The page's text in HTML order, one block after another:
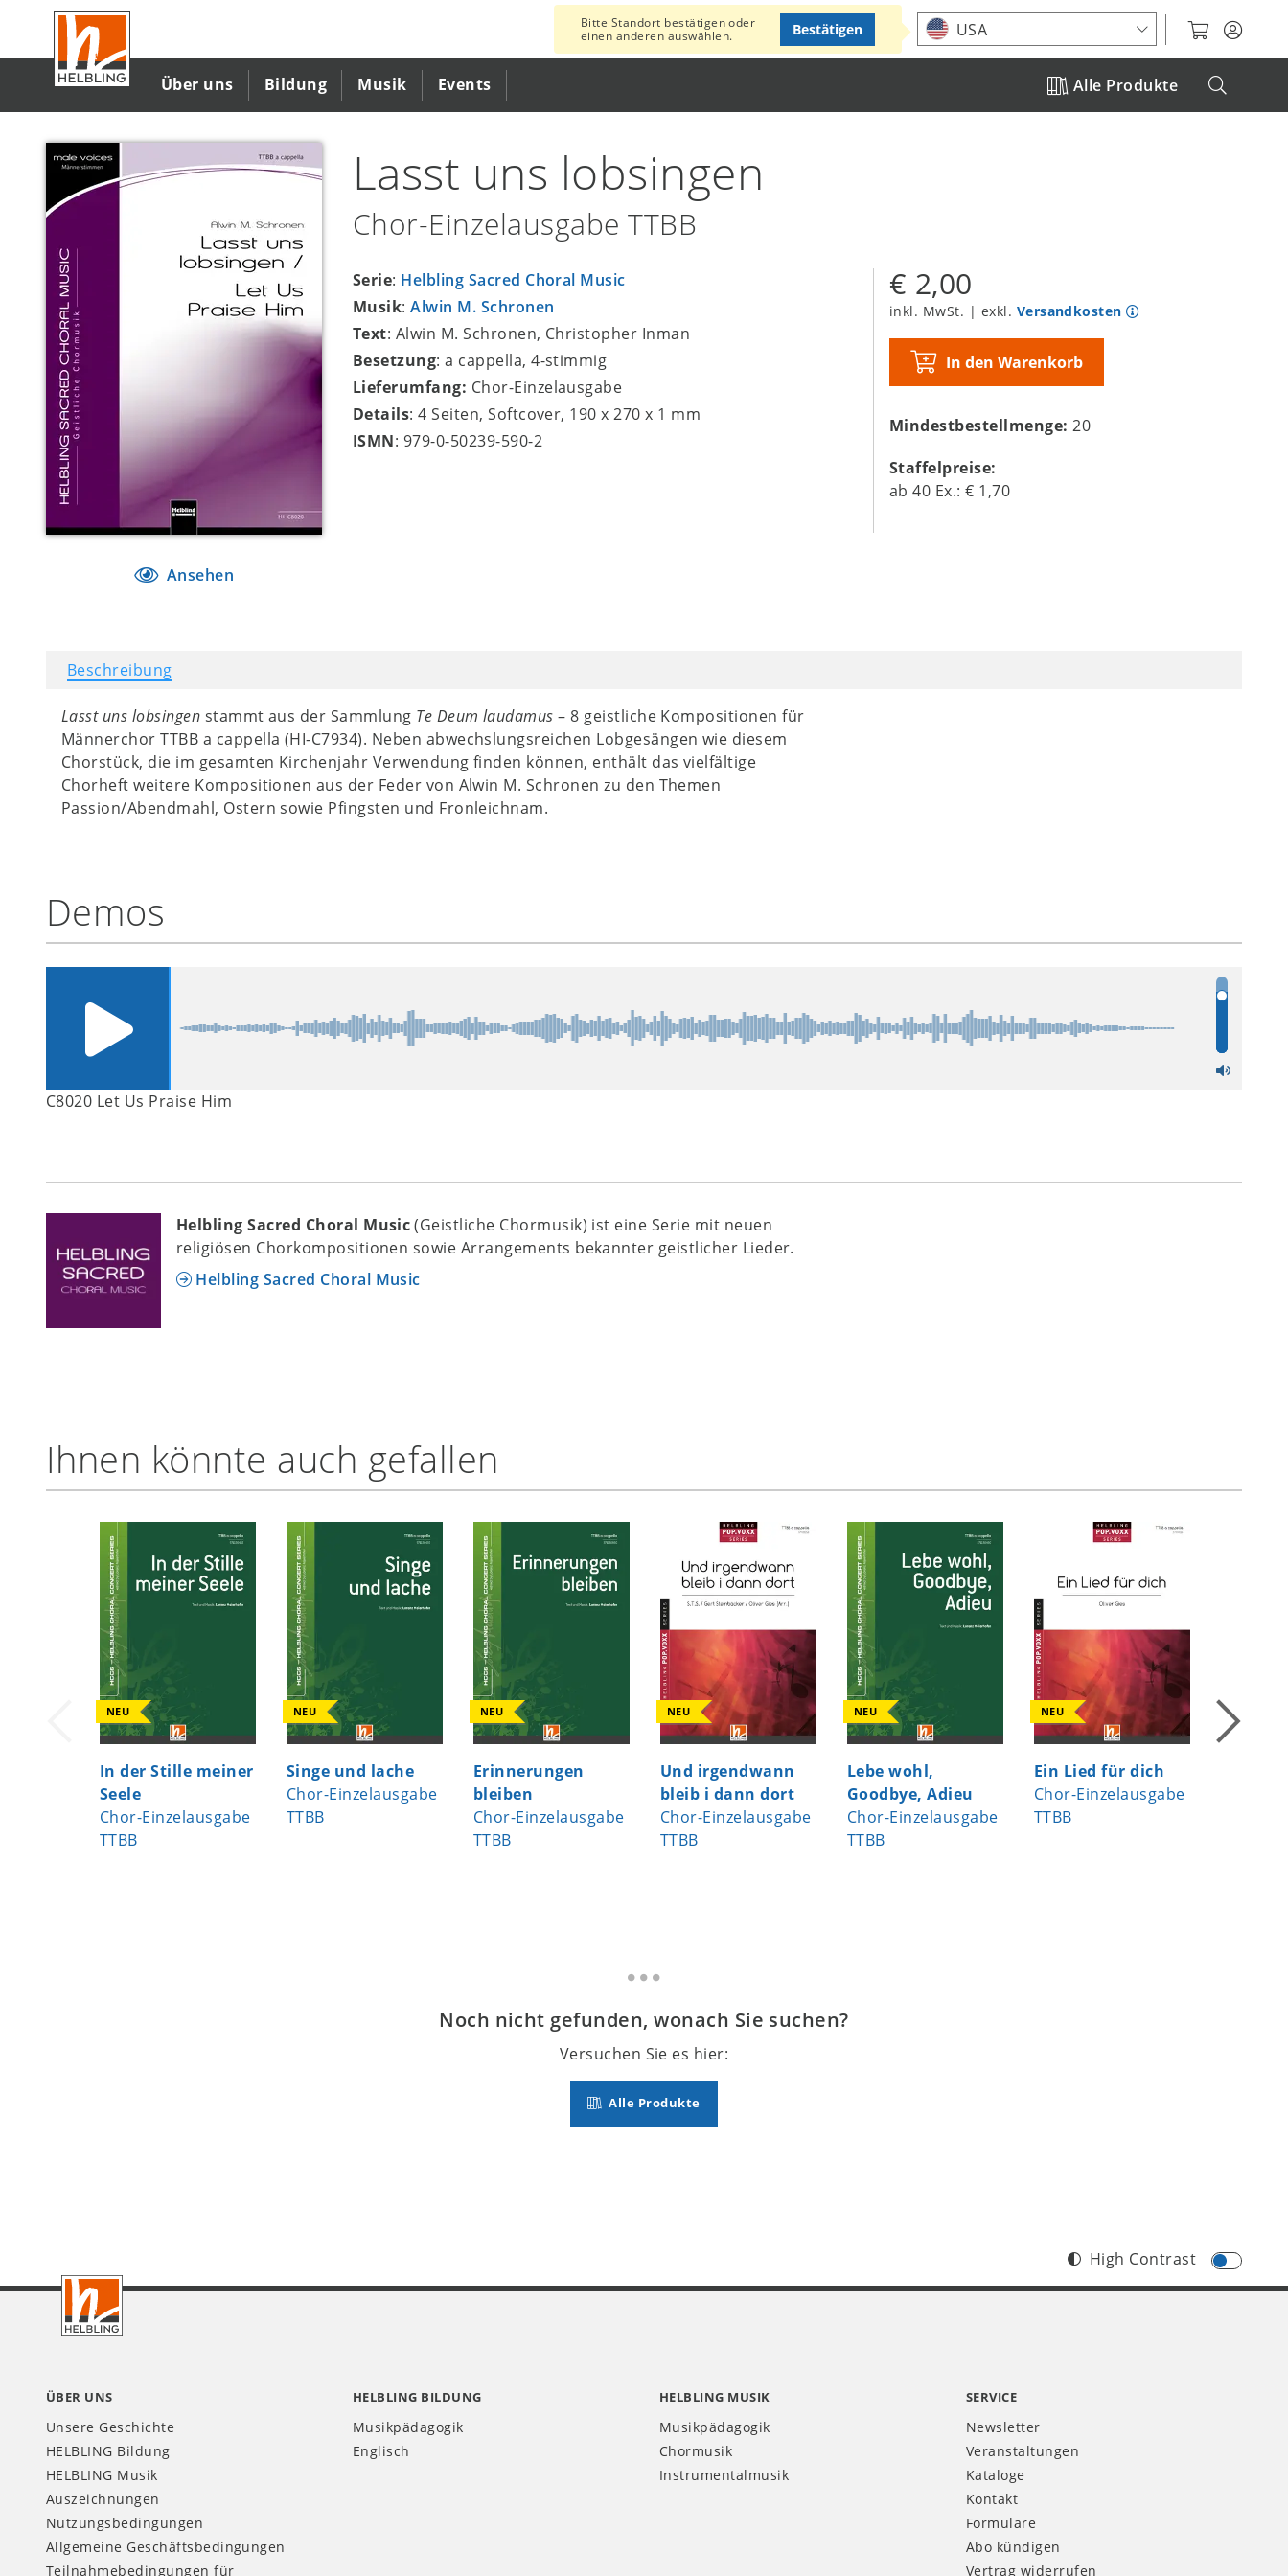
Inhalt
Standort auswählen
Über uns Bildung Musik Events Alle Produkte
Bitte Standort bestätigen oder
einen anderen auswählen.
USA
Bestätigen
Ansehen
Lasst uns lobsingen
Chor-Einzelausgabe TTBB
Serie: Helbling Sacred Choral Music
Musik:Alwin M. Schronen
Text: Alwin M. Schronen, Christopher Inman
Besetzung: a cappella, 4-stimmig
Lieferumfang: Chor-Einzelausgabe
Details: 4 Seiten, Softcover, 190 x 270 x 1 mm
ISMN: 979-0-50239-590-2
€ 2,00
inkl. MwSt. | exkl. Versandkosten
In den Warenkorb
Mindestbestellmenge:20
Staffelpreise:
ab40 Ex.:€ 1,70
Beschreibung
Lasst uns lobsingen stammt aus der Sammlung Te Deum laudamus – 8 geistliche Kompositionen für
Männerchor TTBB a cappella (HI-C7934). Neben abwechslungsreichen Lobgesängen wie diesem
Chorstück, die im gesamten Kirchenjahr Verwendung finden können, enthält das vielfältige
Chorheft weitere Kompositionen aus der Feder von Alwin M. Schronen zu den Themen
Passion/Abendmahl, Ostern sowie Pfingsten und Fronleichnam.
Demos
C8020 Let Us Praise Him
Helbling Sacred Choral Music (Geistliche Chormusik) ist eine Serie mit neuen
religiösen Chorkompositionen sowie Arrangements bekannter geistlicher Lieder.
Helbling Sacred Choral Music
Ihnen könnte auch gefallen
NEU
In der Stille meiner
Seele
Chor-Einzelausgabe
TTBB
NEU
Singe und lache
Chor-Einzelausgabe
TTBB
NEU
Erinnerungen
bleiben
Chor-Einzelausgabe
TTBB
NEU
Und irgendwann
bleib i dann dort
Chor-Einzelausgabe
TTBB
NEU
Lebe wohl,
Goodbye, Adieu
Chor-Einzelausgabe
TTBB
NEU
Ein Lied für dich
Chor-Einzelausgabe
TTBB
NEU
Noch nicht gefunden, wonach Sie suchen?
Versuchen Sie es hier:
Alle Produkte
Footer
High Contrast
ÜBER UNS
Unsere Geschichte
HELBLING Bildung
HELBLING Musik
Auszeichnungen
Nutzungsbedingungen
Allgemeine Geschäftsbedingungen
Teilnahmebedingungen für
HELBLING BILDUNG
Musikpädagogik
Englisch
HELBLING MUSIK
Musikpädagogik
Chormusik
Instrumentalmusik
SERVICE
Newsletter
Veranstaltungen
Kataloge
Kontakt
Formulare
Abo kündigen
Vertrag widerrufen